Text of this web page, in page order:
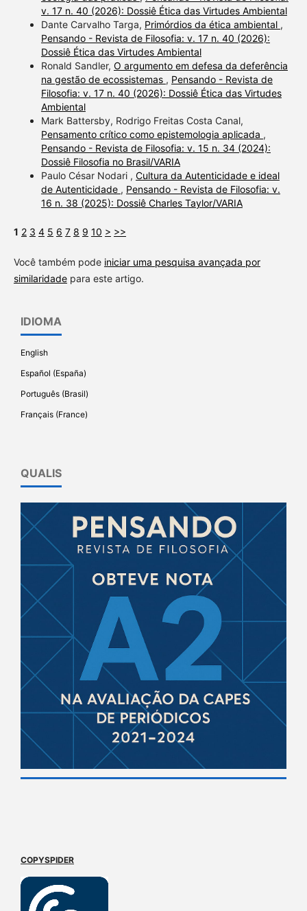
v. 17 n. 40 (2026): Dossiê Ética das Virtudes Ambiental
Dante Carvalho Targa, Primórdios da ética ambiental ,
Pensando - Revista de Filosofia: v. 17 n. 40 (2026):
Dossiê Ética das Virtudes Ambiental
Ronald Sandler, O argumento em defesa da deferência
na gestão de ecossistemas , Pensando - Revista de
Filosofia: v. 17 n. 40 (2026): Dossiê Ética das Virtudes
Ambiental
Mark Battersby, Rodrigo Freitas Costa Canal,
Pensamento crítico como epistemologia aplicada ,
Pensando - Revista de Filosofia: v. 15 n. 34 (2024):
Dossiê Filosofia no Brasil/VARIA
Paulo César Nodari , Cultura da Autenticidade e ideal
de Autenticidade , Pensando - Revista de Filosofia: v.
16 n. 38 (2025): Dossiê Charles Taylor/VARIA
1 2 3 4 5 6 7 8 9 10 > >>
Você também pode iniciar uma pesquisa avançada por
similaridadepara este artigo.
IDIOMA
English
Español (España)
Português (Brasil)
Français (France)
QUALIS
COPYSPIDER